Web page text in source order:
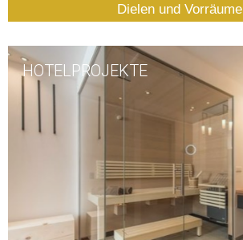
Dielen und Vorräume
HOTELPROJEKTE